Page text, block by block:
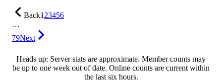
Back123456
…
79Next
Heads up: Server stats are approximate. Member counts may
be up to one week out of date. Online counts are current within
the last six hours.